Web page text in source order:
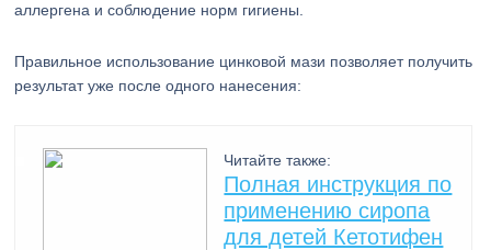
аллергена и соблюдение норм гигиены.
Правильное использование цинковой мази позволяет получить
результат уже после одного нанесения:
Читайте также:
Полная инструкция по
применению сиропа
для детей Кетотифен